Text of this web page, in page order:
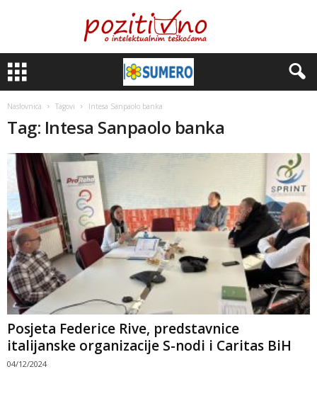
Naslovnica Tagovi Intesa Sanpaolo banka
Tag: Intesa Sanpaolo banka
Posjeta Federice Rive, predstavnice
italijanske organizacije S-nodi i Caritas BiH
04/12/2024